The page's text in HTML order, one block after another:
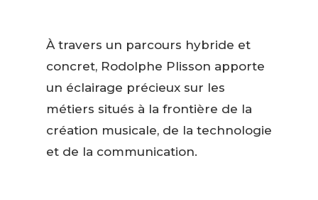
À travers un parcours hybride et
concret, Rodolphe Plisson apporte
un éclairage précieux sur les
métiers situés à la frontière de la
création musicale, de la technologie
et de la communication.